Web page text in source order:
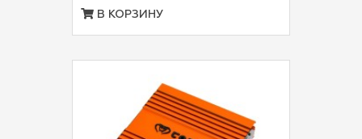
В КОРЗИНУ